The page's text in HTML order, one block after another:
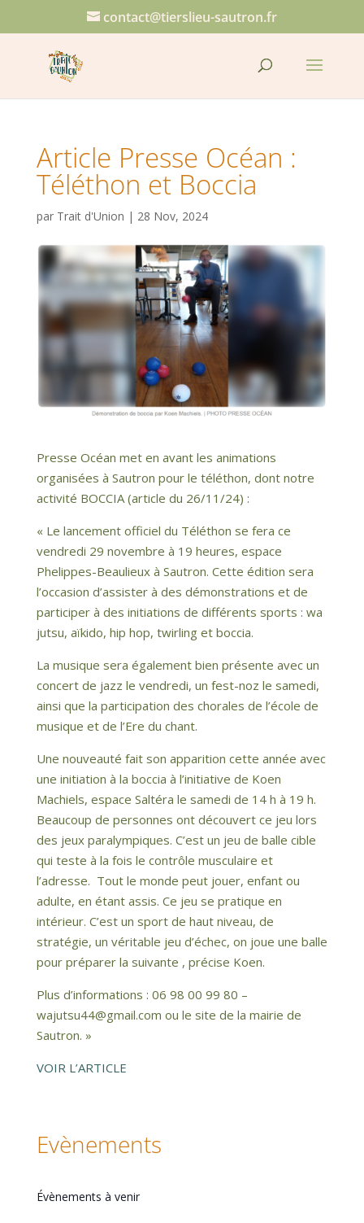
contact@tierslieu-sautron.fr
Article Presse Océan :
Téléthon et Boccia
par Trait d'Union | 28 Nov, 2024
Presse Océan met en avant les animations
organisées à Sautron pour le téléthon, dont notre
activité BOCCIA (article du 26/11/24) :
« Le lancement officiel du Téléthon se fera ce
vendredi 29 novembre à 19 heures, espace
Phelippes-Beaulieux à Sautron. Cette édition sera
l’occasion d’assister à des démonstrations et de
participer à des initiations de différents sports : wa
jutsu, aïkido, hip hop, twirling et boccia.
La musique sera également bien présente avec un
concert de jazz le vendredi, un fest-noz le samedi,
ainsi que la participation des chorales de l’école de
musique et de l’Ere du chant.
Une nouveauté fait son apparition cette année avec
une initiation à la boccia à l’initiative de Koen
Machiels, espace Saltéra le samedi de 14 h à 19 h.
Beaucoup de personnes ont découvert ce jeu lors
des jeux paralympiques. C’est un jeu de balle cible
qui teste à la fois le contrôle musculaire et
l’adresse. Tout le monde peut jouer, enfant ou
adulte, en étant assis. Ce jeu se pratique en
intérieur. C’est un sport de haut niveau, de
stratégie, un véritable jeu d’échec, on joue une balle
pour préparer la suivante , précise Koen.
Plus d’informations : 06 98 00 99 80 –
wajutsu44@gmail.com ou le site de la mairie de
Sautron. »
VOIR L’ARTICLE
Evènements
Évènements à venir